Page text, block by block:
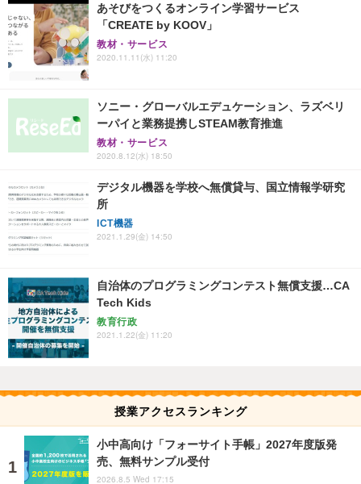
あそびをつくるオンライン学習サービス
「CREATE by KOOV」
教材・サービス
2020.11.11(水) 11:20
ソニー・グローバルエデュケーション、ラズベリ
ーパイと業務提携しSTEAM教育推進
教材・サービス
2020.8.12(水) 18:50
デジタル機器を学校へ無償貸与、国立情報学研究
所
ICT機器
2021.1.29(金) 14:50
自治体のプログラミングコンテスト無償支援…CA
Tech Kids
教育行政
2021.1.22(金) 11:20
授業アクセスランキング
小中高向け「フォーサイト手帳」2027年度版発
売、無料サンプル受付
2026.8.5 Wed 17:15